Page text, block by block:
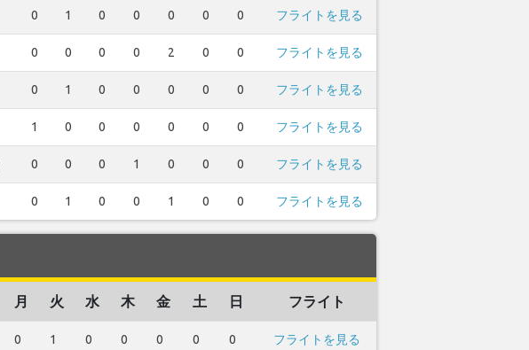
0 1 0 0 0 0 0 フライトを見る
0 0 0 0 2 0 0 フライトを見る
0 1 0 0 0 0 0 フライトを見る
1 0 0 0 0 0 0 フライトを見る
0 0 0 1 0 0 0 フライトを見る
0 1 0 0 1 0 0 フライトを見る
月 火 水 木 金 土 日 フライト
0 1 0 0 0 0 0 フライトを見る